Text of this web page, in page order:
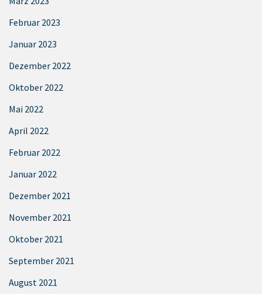
Februar 2023
Januar 2023
Dezember 2022
Oktober 2022
Mai 2022
April 2022
Februar 2022
Januar 2022
Dezember 2021
November 2021
Oktober 2021
September 2021
August 2021